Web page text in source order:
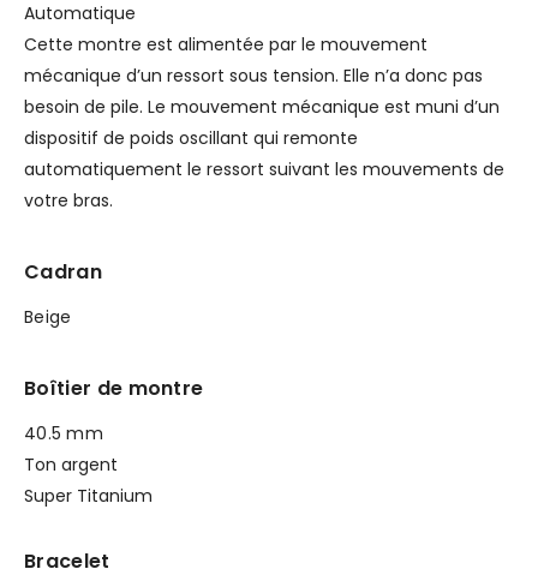
Automatique
Cette montre est alimentée par le mouvement
mécanique d’un ressort sous tension. Elle n’a donc pas
besoin de pile. Le mouvement mécanique est muni d’un
dispositif de poids oscillant qui remonte
automatiquement le ressort suivant les mouvements de
votre bras.
Cadran
Beige
Boîtier de montre
40.5 mm
Ton argent
Super Titanium
Bracelet